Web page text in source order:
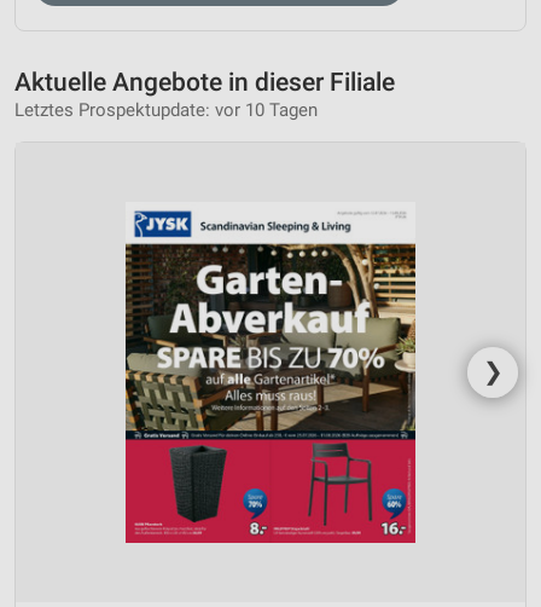
Aktuelle Angebote in dieser Filiale
Letztes Prospektupdate: vor 10 Tagen
❯